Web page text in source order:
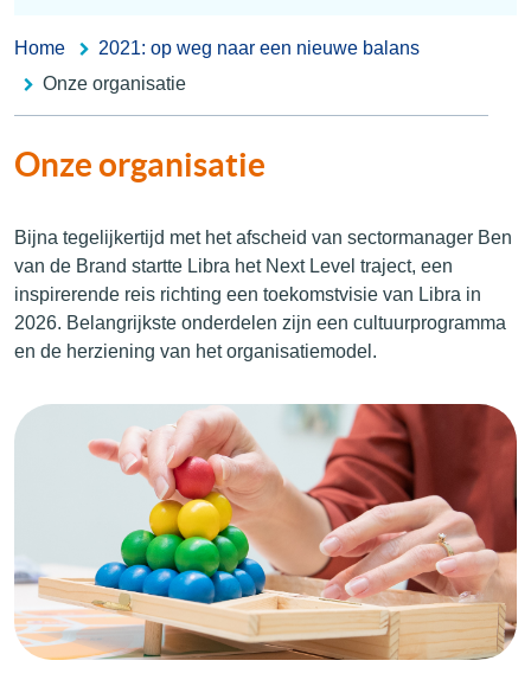
Home
2021: op weg naar een nieuwe balans
Onze organisatie
Onze organisatie
Bijna tegelijkertijd met het afscheid van sectormanager Ben
van de Brand startte Libra het Next Level traject, een
inspirerende reis richting een toekomstvisie van Libra in
2026. Belangrijkste onderdelen zijn een cultuurprogramma
en de herziening van het organisatiemodel.